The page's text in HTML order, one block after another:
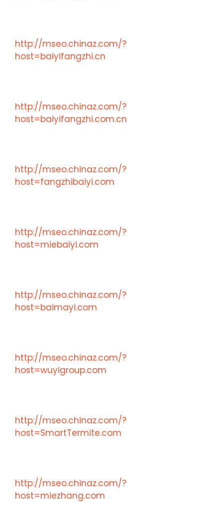
http://mseo.chinaz.com/?
host=baiyifangzhi.cn
http://mseo.chinaz.com/?
host=baiyifangzhi.com.cn
http://mseo.chinaz.com/?
host=fangzhibaiyi.com
http://mseo.chinaz.com/?
host=miebaiyi.com
http://mseo.chinaz.com/?
host=baimayi.com
http://mseo.chinaz.com/?
host=wuyigroup.com
http://mseo.chinaz.com/?
host=SmartTermite.com
http://mseo.chinaz.com/?
host=miezhang.com